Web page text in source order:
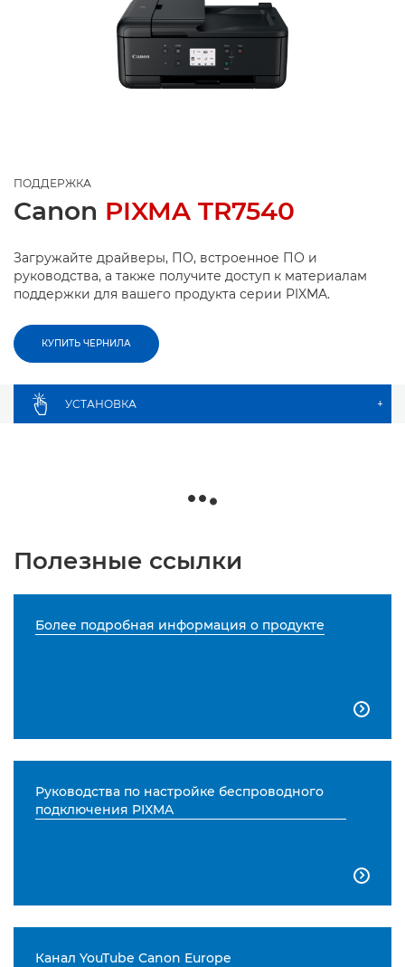
ПОДДЕРЖКА
Canon PIXMA TR7540
Загружайте драйверы, ПО, встроенное ПО и
руководства, а также получите доступ к материалам
поддержки для вашего продукта серии PIXMA.
КУПИТЬ ЧЕРНИЛА
УСТАНОВКА +
Полезные ссылки
Более подробная информация о продукте

Руководства по настройке беспроводного
подключения PIXMA

Канал YouTube Canon Europe